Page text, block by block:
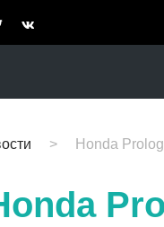
Honda